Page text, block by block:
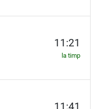
11:21
la timp
11:41